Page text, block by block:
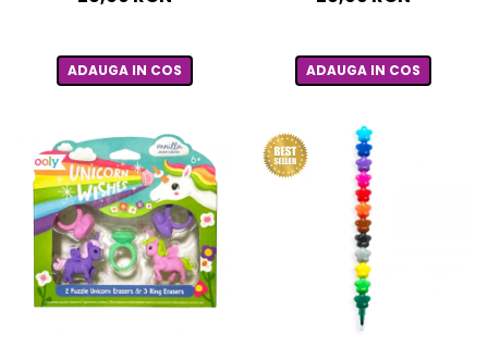
ADAUGA IN COS ADAUGA IN COS